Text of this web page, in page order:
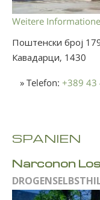
Weitere
Поштенски број
Кавадарци, 1430
» Telefon: +389 43
SPANIEN
Narconon